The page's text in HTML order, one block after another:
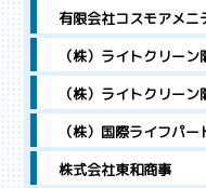
有限会社コスモアメニ
（株）ライトクリー
（株）ライトクリー
（株）国際ライフパー
株式会社東和商事